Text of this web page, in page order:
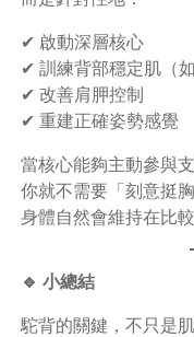
✔ 啟動深層核心
✔ 訓練背部穩定肌（
✔ 改善肩胛控制
✔ 重建正確姿勢感覺
當核心能夠主動參與支
你就不需要「刻意挺胸
身體自然會維持在比較
🔹 小總結
駝背的關鍵，不只是肌